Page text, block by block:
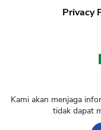
Privacy
Kami akan menjaga
tidak dapat